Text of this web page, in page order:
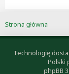
Strona główna
Technologię
Polski
phpBB